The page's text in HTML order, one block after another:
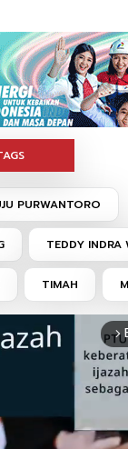
PURWANTORO
TEDDY INDRA
TIMAH
arrow_forward_ios